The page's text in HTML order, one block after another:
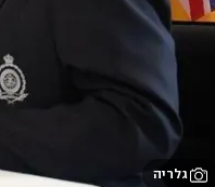
גלריה